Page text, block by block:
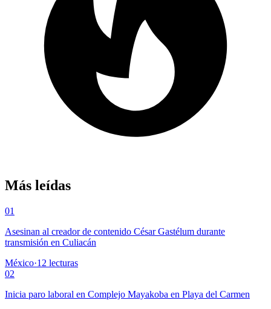
Más leídas
01
Asesinan al creador de contenido César Gastélum durante
transmisión en Culiacán
México·12 lecturas
02
Inicia paro laboral en Complejo Mayakoba en Playa del Carmen